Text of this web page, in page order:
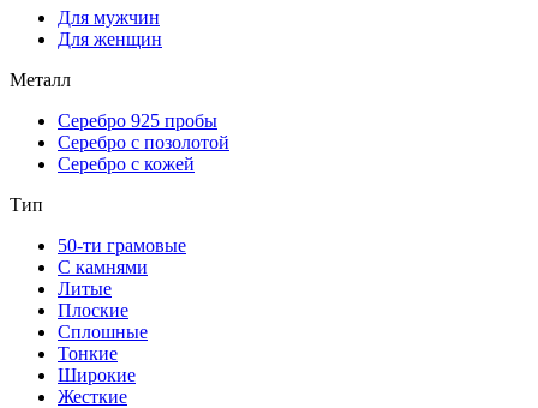
Для мужчин
Для женщин
Металл
Серебро 925 пробы
Серебро с позолотой
Серебро с кожей
Тип
50-ти грамовые
С камнями
Литые
Плоские
Сплошные
Тонкие
Широкие
Жесткие